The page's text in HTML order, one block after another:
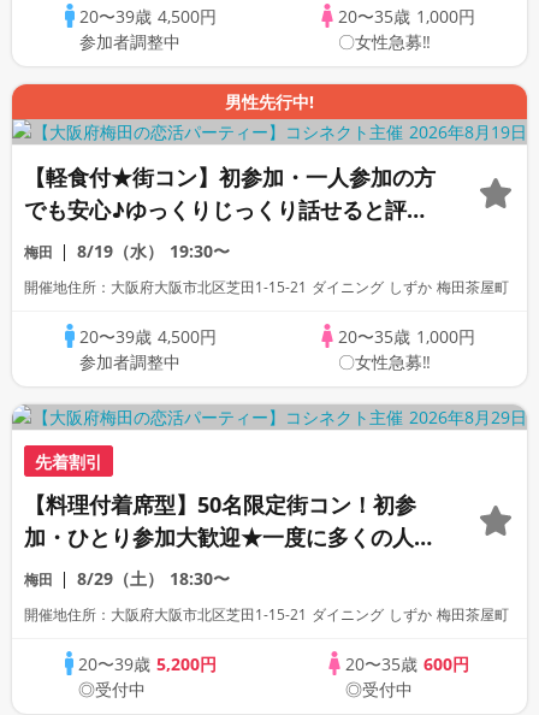
20〜39歳 4,500円
参加者調整中
20〜35歳 1,000円
〇女性急募‼
男性先行中!
【軽食付★街コン】初参加・一人参加の方
でも安心♪ゆっくりじっくり話せると評判
の恋活合コンパーティー！
梅田 8/19（水） 19:30〜
開催地住所：大阪府大阪市北区芝田1-15-21 ダイニング しずか 梅田茶屋町
20〜39歳 4,500円
参加者調整中
20〜35歳 1,000円
〇女性急募‼
先着割引
【料理付着席型】50名限定街コン！初参
加・ひとり参加大歓迎★一度に多くの人と
出会える恋活合コンパーティー
梅田 8/29（土） 18:30〜
開催地住所：大阪府大阪市北区芝田1-15-21 ダイニング しずか 梅田茶屋町
20〜39歳5,200円
◎受付中
20〜35歳 600円
◎受付中